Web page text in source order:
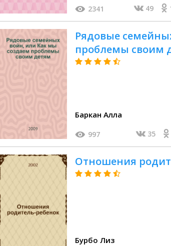
2341 49
Рядовые
проблемы своим
Баркан Алла
997 35
Отношения
Бурбо Лиз